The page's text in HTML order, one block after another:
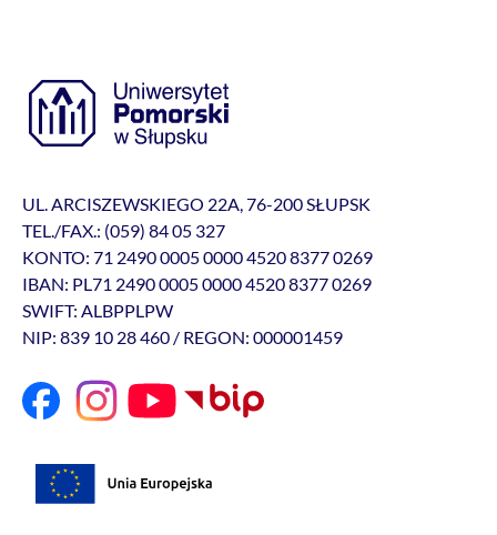
UL. ARCISZEWSKIEGO 22A, 76-200 SŁUPSK
TEL./FAX.: (059) 84 05 327
KONTO: 71 2490 0005 0000 4520 8377 0269
IBAN: PL71 2490 0005 0000 4520 8377 0269
SWIFT: ALBPPLPW
NIP: 839 10 28 460 / REGON: 000001459